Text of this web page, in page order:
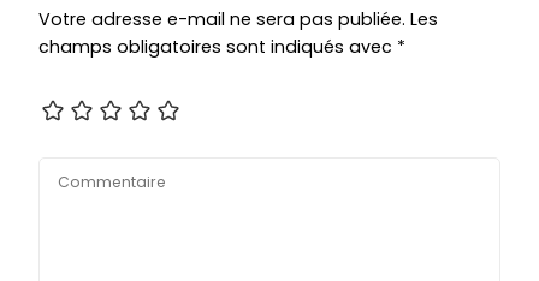
Votre adresse e-mail ne sera pas publiée. Les
champs obligatoires sont indiqués avec *